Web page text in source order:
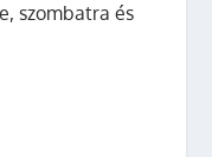
szombatra és